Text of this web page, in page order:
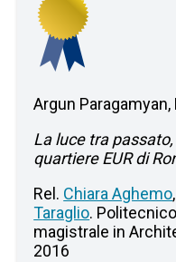
Argun
La luce tra
quartiere EUR di
Rel. Chiara Aghemo
Taraglio.
magistrale in
2016